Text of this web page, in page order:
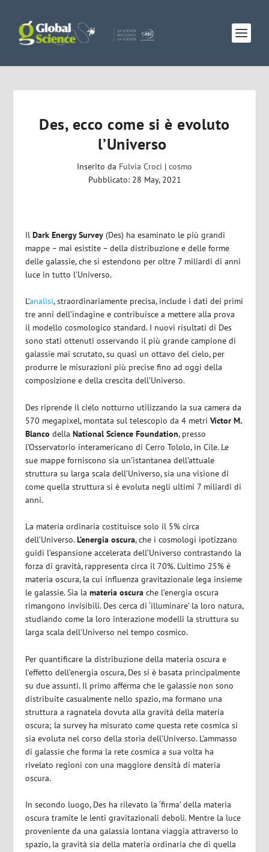
Des, ecco come si è evoluto
l’Universo
Inserito da Fulvia Croci | cosmo
Pubblicato: 28 May, 2021
IlDark Energy Survey (Des) ha esaminato le più grandi
mappe – mai esistite – della distribuzione e delle forme
delle galassie, che si estendono per oltre 7 miliardi di anni
luce in tutto l’Universo.
L’analisi, straordinariamente precisa, include i dati dei primi
tre anni dell’indagine e contribuisce a mettere alla prova
il modello cosmologico standard. I nuovi risultati di Des
sono stati ottenuti osservando il più grande campione di
galassie mai scrutato, su quasi un ottavo del cielo, per
produrre le misurazioni più precise fino ad oggi della
composizione e della crescita dell’Universo.
Des riprende il cielo notturno utilizzando la sua camera da
570 megapixel, montata sul telescopio da 4 metriVíctor M.
Blanco dellaNational Science Foundation, presso
l’Osservatorio interamericano di Cerro Tololo, in Cile. Le
sue mappe forniscono sia un’istantanea dell’attuale
struttura su larga scala dell’Universo, sia una visione di
come quella struttura si è evoluta negli ultimi 7 miliardi di
anni.
La materia ordinaria costituisce solo il 5% circa
dell’Universo.L’energia oscura, che i cosmologi ipotizzano
guidi l’espansione accelerata dell’Universo contrastando la
forza di gravità, rappresenta circa il 70%. L’ultimo 25% è
materia oscura, la cui influenza gravitazionale lega insieme
le galassie. Sia lamateria oscura che l’energia oscura
rimangono invisibili. Des cerca di ‘illuminare’ la loro natura,
studiando come la loro interazione modelli la struttura su
larga scala dell’Universo nel tempo cosmico.
Per quantificare la distribuzione della materia oscura e
l’effetto dell’energia oscura, Des si è basata principalmente
su due assunti. Il primo afferma che le galassie non sono
distribuite casualmente nello spazio, ma formano una
struttura a ragnatela dovuta alla gravità della materia
oscura; la survey ha misurato come questa rete cosmica si
sia evoluta nel corso della storia dell’Universo. L’ammasso
di galassie che forma la rete cosmica a sua volta ha
rivelato regioni con una maggiore densità di materia
oscura.
In secondo luogo, Des ha rilevato la ‘firma’ della materia
oscura tramite le lenti gravitazionali deboli. Mentre la luce
proveniente da una galassia lontana viaggia attraverso lo
spazio, la gravità sia della materia ordinaria che di quella